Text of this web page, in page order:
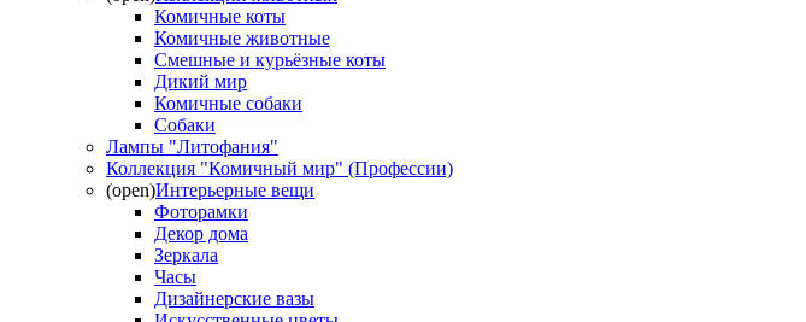
Комичные коты
Комичные животные
Смешные и курьёзные коты
Дикий мир
Комичные собаки
Собаки
Лампы "Литофания"
Коллекция "Комичный мир" (Профессии)
(open)Интерьерные вещи
Фоторамки
Декор дома
Зеркала
Часы
Дизайнерские вазы